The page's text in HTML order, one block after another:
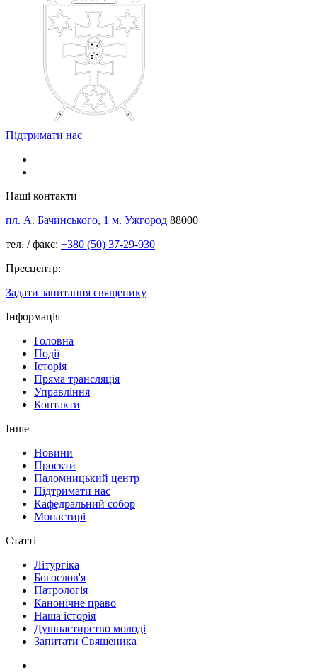
Підтримати нас
Наші контакти
пл. А. Бачинського, 1 м. Ужгород 88000
тел. / факс: +380 (50) 37-29-930
Пресцентр:
Задати запитання священику
Інформація
Головна
Події
Історія
Пряма трансляція
Управління
Контакти
Інше
Новини
Проєкти
Паломницький центр
Підтримати нас
Кафедральний собор
Монастирі
Статті
Літургіка
Богослов'я
Патрологія
Канонічне право
Наша історія
Душпастирство молоді
Запитати Священика